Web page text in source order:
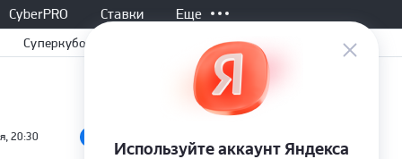
CyberPRO Ставки Еще
Суперкубок
20:30
Все матчи